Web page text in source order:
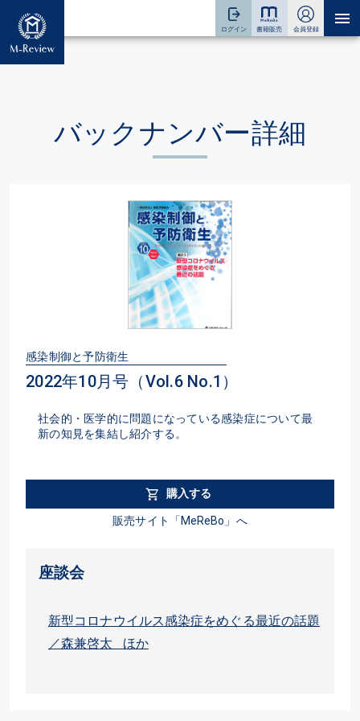
バックナンバー詳細
感染制御と予防衛生
2022年10月号（Vol.6 No.1）
社会的・医学的に問題になっている感染症について最
新の知見を集結し紹介する。
購入する
販売サイト「MeReBo」へ
座談会
新型コロナウイルス感染症をめぐる最近の話題
／森兼啓太 ほか